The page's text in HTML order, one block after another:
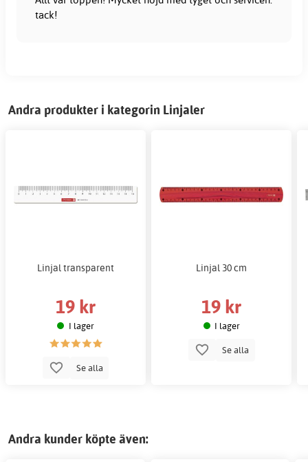
tack!
Andra produkter i kategorin Linjaler
Linjal transparent
19 kr
I lager
Se alla
Linjal 30 cm
19 kr
I lager
Se alla
Andra kunder köpte även: